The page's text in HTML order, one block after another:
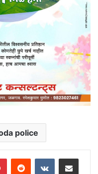
police
PinterestReddit VKontakteShare via Email